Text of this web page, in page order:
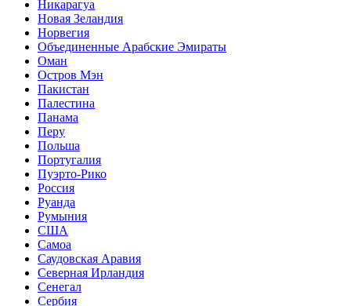
Никарагуа
Новая Зеландия
Норвегия
Объединенные Арабские Эмираты
Оман
Остров Мэн
Пакистан
Палестина
Панама
Перу
Польша
Португалия
Пуэрто-Рико
Россия
Руанда
Румыния
США
Самоа
Саудовская Аравия
Северная Ирландия
Сенегал
Сербия